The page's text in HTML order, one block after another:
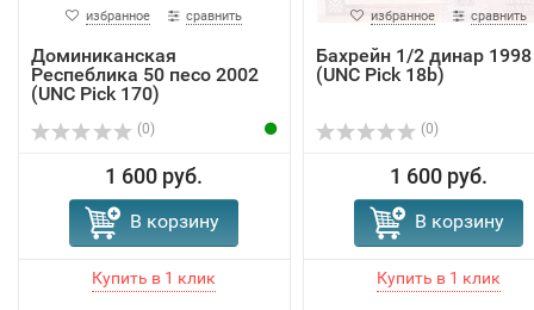
избранное сравнить
Доминиканская
Респеблика 50 песо 2002
(UNC Pick 170)
(0)
1 600 руб.
В корзину
избранное сравнить
Бахрейн 1/2 динар 1998
(UNC Pick 18b)
(0)
1 600 руб.
В корзину